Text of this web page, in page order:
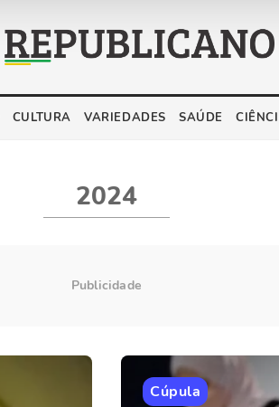
CULTURA VARIEDADES SAÚDE
2024
Cúpula